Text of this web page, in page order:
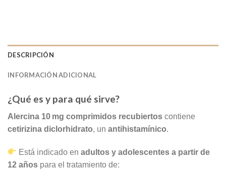
DESCRIPCIÓN
INFORMACIÓN ADICIONAL
¿Qué es y para qué sirve?
Alercina 10 mg comprimidos recubiertos contiene
cetirizina diclorhidrato, un antihistamínico.
Está indicado enadultos y adolescentes a partir de
12 años para el tratamiento de: